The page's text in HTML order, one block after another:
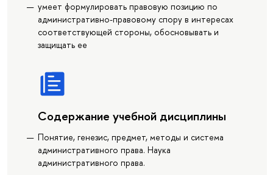
умеет формулировать правовую позицию по
административно-правовому спору в интересах
соответствующей стороны, обосновывать и
защищать ее
Содержание учебной дисциплины
Понятие, генезис, предмет, методы и система
административного права. Наука
административного права.